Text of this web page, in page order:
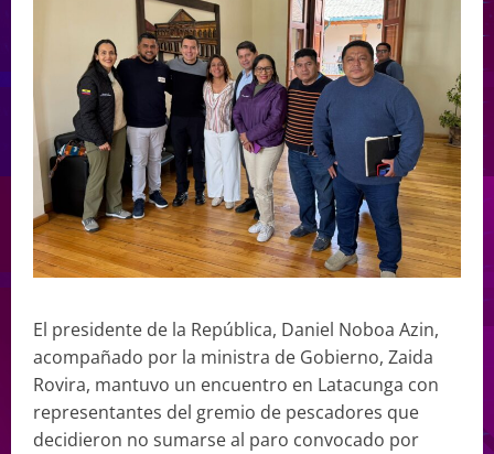
El presidente de la República, Daniel Noboa Azin,
acompañado por la ministra de Gobierno, Zaida
Rovira, mantuvo un encuentro en Latacunga con
representantes del gremio de pescadores que
decidieron no sumarse al paro convocado por